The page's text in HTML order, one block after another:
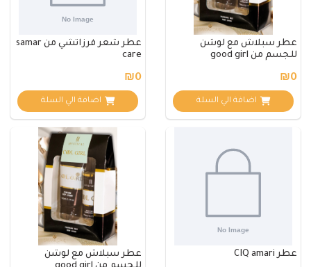
عطر سبلاش مع لوشن
للجسم من good girl
₪0
اضافة الي السلة
عطر شعر فرزاتشي من samar
care
₪0
اضافة الي السلة
عطر CIQ amari
عطر سبلاش مع لوشن